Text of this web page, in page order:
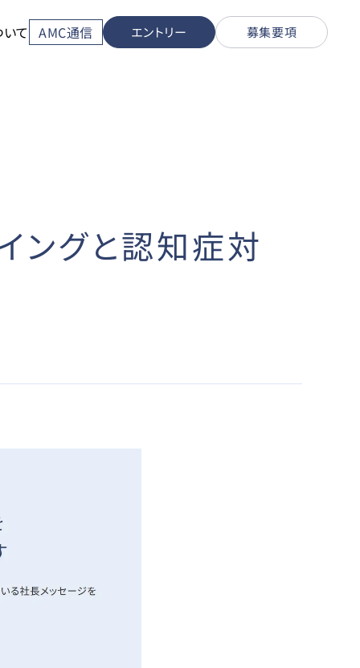
て AMC通信 エントリー 募集要項
ングと認知症対